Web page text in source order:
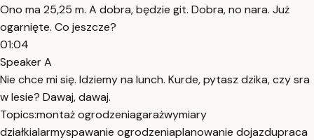
Ono ma 25,25 m. A dobra, będzie git. Dobra, no nara. Już
ogarnięte. Co jeszcze?
01:04
Speaker A
Nie chce mi się. Idziemy na lunch. Kurde, pytasz dzika, czy sra
w lesie? Dawaj, dawaj.
Topics:montaż ogrodzeniagarażwymiary
działkialarmyspawanie ogrodzeniaplanowanie dojazdupraca